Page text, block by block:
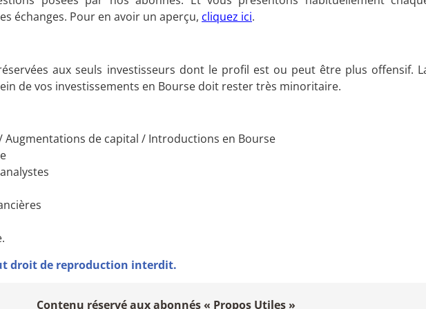
échanges. Pour en avoir un aperçu, cliquez ici.
aux seuls investisseurs dont le profil est ou peut être plus offensif.
de vos investissements en Bourse doit rester très minoritaire.
/ Augmentations de capital / Introductions en Bourse
droit de reproduction interdit.
Contenu réservé aux abonnés « Propos Utiles »